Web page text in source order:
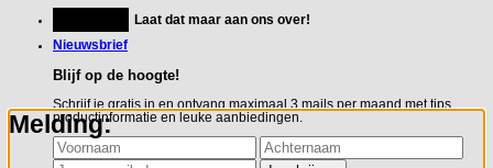
inhoud
Laat dat maar aan ons over!
Nieuwsbrief
Blijf op de hoogte!
Schrijf je gratis in en ontvang maximaal 3 mails per maand met tips,
productinformatie en leuke aanbiedingen.
Melding: